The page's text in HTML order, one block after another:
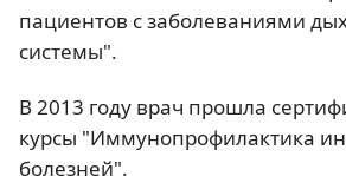
пациентов с заболеваниями
системы".
В 2013 году врач прошла
курсы "Иммунопрофилактика
болезней".